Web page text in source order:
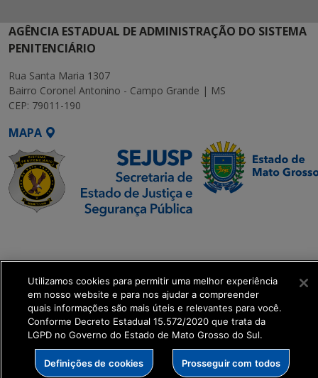
AGÊNCIA ESTADUAL DE ADMINISTRAÇÃO DO SISTEMA
PENITENCIÁRIO
Rua Santa Maria 1307
Bairro Coronel Antonino - Campo Grande | MS
CEP: 79011-190
MAPA
get_footer();
Utilizamos cookies para permitir uma melhor experiência
em nosso website e para nos ajudar a compreender
quais informações são mais úteis e relevantes para você.
Conforme Decreto Estadual 15.572/2020 que trata da
LGPD no Governo do Estado de Mato Grosso do Sul.
Definições de cookies Prosseguir com todos